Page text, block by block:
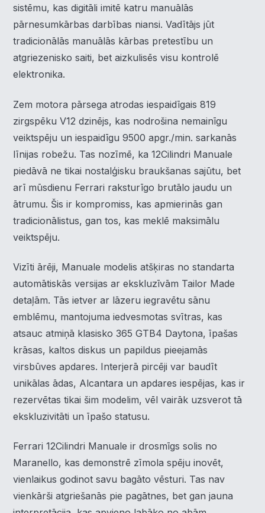
sistēmu, kas digitāli imitē katru manuālās
pārnesumkārbas darbības niansi. Vadītājs jūt
tradicionālās manuālās kārbas pretestību un
atgriezenisko saiti, bet aizkulisēs visu kontrolē
elektronika.
Zem motora pārsega atrodas iespaidīgais 819
zirgspēku V12 dzinējs, kas nodrošina nemainīgu
veiktspēju un iespaidīgu 9500 apgr./min. sarkanās
līnijas robežu. Tas nozīmē, ka 12Cilindri Manuale
piedāvā ne tikai nostalģisku braukšanas sajūtu, bet
arī mūsdienu Ferrari raksturīgo brutālo jaudu un
ātrumu. Šis ir kompromiss, kas apmierinās gan
tradicionālistus, gan tos, kas meklē maksimālu
veiktspēju.
Vizīti ārēji, Manuale modelis atšķiras no standarta
automātiskās versijas ar ekskluzīvām Tailor Made
detaļām. Tās ietver ar lāzeru iegravētu sānu
emblēmu, mantojuma iedvesmotas svītras, kas
atsauc atmiņā klasisko 365 GTB4 Daytona, īpašas
krāsas, kaltos diskus un papildus pieejamās
virsbūves apdares. Interjerā pircēji var baudīt
unikālas ādas, Alcantara un apdares iespējas, kas ir
rezervētas tikai šim modelim, vēl vairāk uzsverot tā
ekskluzivitāti un īpašo statusu.
Ferrari 12Cilindri Manuale ir drosmīgs solis no
Maranello, kas demonstrē zīmola spēju inovēt,
vienlaikus godinot savu bagāto vēsturi. Tas nav
vienkārši atgriešanās pie pagātnes, bet gan jauna
Piekrišanas preferences
Mēs izmantojam sīkdatnes, lai palīdzētu jums efektīvi
pārvietoties un veikt noteiktas funkcijas. Zemāk katras
piekrišanas kategorijā atradīsiet detalizētu informāciju par
... Rādīt vairāk